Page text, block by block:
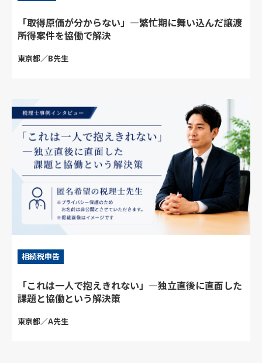
「取得原価が分からない」―繁忙期に舞い込んだ譲渡
所得案件を協働で解決
東京都／B先生
相続税申告
「これは一人で抱えきれない」―独立直後に直面した
課題と協働という解決策
東京都／A先生